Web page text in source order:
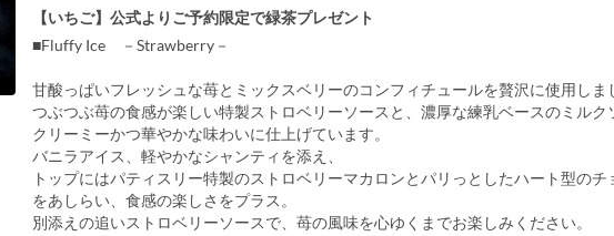
【いちご】公式よりご予約限定で緑茶プレゼント
■Fluffy Ice －Strawberry－
甘酸っぱいフレッシュな苺とミックスベリーのコンフィチュールを贅沢に使用しま
つぶつぶ苺の食感が楽しい特製ストロベリーソースと、濃厚な練乳ベースのミルク
クリーミーかつ華やかな味わいに仕上げています。
バニラアイス、軽やかなシャンティを添え、
トップにはパティスリー特製のストロベリーマカロンとパリっとしたハート型のチ
をあしらい、食感の楽しさをプラス。
別添えの追いストロベリーソースで、苺の風味を心ゆくまでお楽しみください。